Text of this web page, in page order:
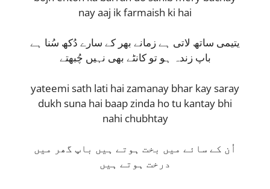
nay aaj ik farmaish ki hai
یتیمی ساتھ لاتی ہے زمانے بھر کے سارے دُکھ سُنا ہے
باپ زندہ ہو تو کانٹے بھی نہیں چُبھتے
yateemi sath lati hai zamanay bhar kay saray
dukh suna hai baap zinda ho tu kantay bhi
nahi chubhtay
اُن کے سائے میں بخت ہوتے ہیں باپ گھر میں
درخت ہوتے ہیں